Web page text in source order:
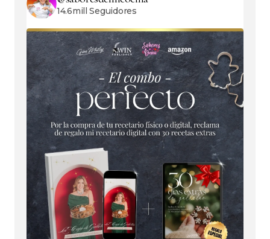
14.6mill Seguidores